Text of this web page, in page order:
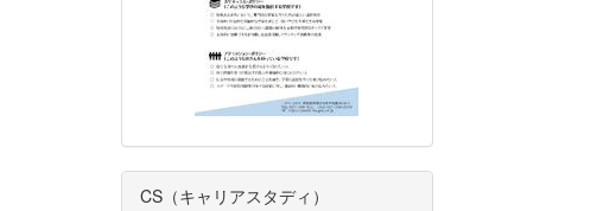
CS（キャリアスタディ）